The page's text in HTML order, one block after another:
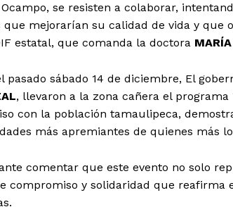
se resisten a colaborar,
que mejorarían su calidad de vida y que
estatal, que comanda la doctora
pasado sábado 14 de diciembre, El
, llevaron a la zona cañera el
con la población tamaulipeca,
más apremiantes de quienes más
comentar que este evento no solo
compromiso y solidaridad que reafirma